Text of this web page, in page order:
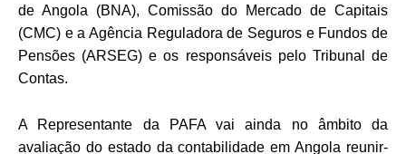
de Angola (BNA), Comissão do Mercado de Capitais
(CMC) e a Agência Reguladora de Seguros e Fundos de
Pensões (ARSEG) e os responsáveis pelo Tribunal de
Contas.
A Representante da PAFA vai ainda no âmbito da
avaliação do estado da contabilidade em Angola reunir-